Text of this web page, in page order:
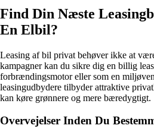
Find Din Næste
En Elbil?
Leasing af bil privat behøver ikke at
kampagner kan du sikre dig en billig
forbrændingsmotor eller som en
leasingudbydere tilbyder attraktive
kan køre grønnere og mere bæredygtigt.
Overvejelser Inden Du